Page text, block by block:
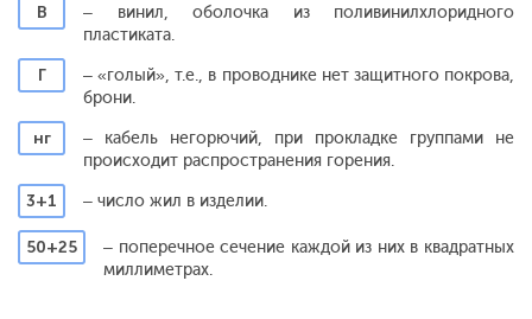
В
– винил, оболочка из поливинилхлоридного
пластиката.
Г
– «голый», т.е., в проводнике нет защитного покрова,
брони.
нг
– кабель негорючий, при прокладке группами не
происходит распространения горения.
3+1
– число жил в изделии.
50+25
– поперечное сечение каждой из них в квадратных
миллиметрах.